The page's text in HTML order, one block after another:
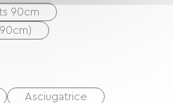
90cm
Asciugatrice